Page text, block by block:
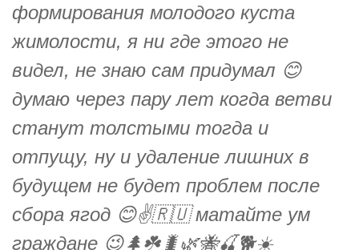
формирования молодого куста
жимолости, я ни где этого не
видел, не знаю сам придумал 😊
думаю через пару лет когда ветви
станут толстыми тогда и
отпущу, ну и удаление лишних в
будущем не будет проблем после
сбора ягод 😊✌️🇷🇺 матайте ум
граждане 😉🌲☘️🐛🌿🐝🍒🐕☀️